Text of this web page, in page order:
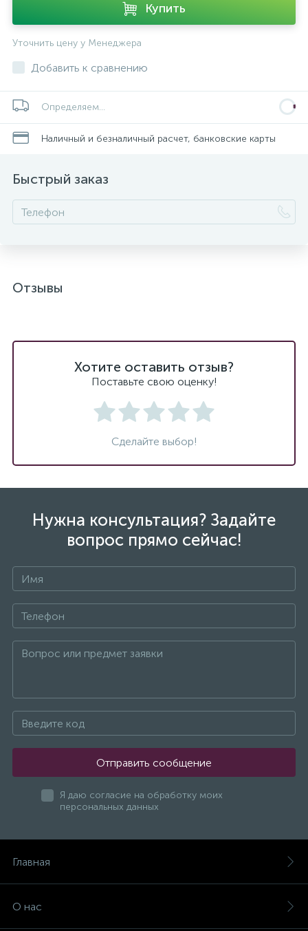
Купить
Уточнить цену у Менеджера
Добавить к сравнению
Определяем...
Наличный и безналичный расчет, банковские карты
Быстрый заказ
Отзывы
Хотите оставить отзыв?
Поставьте свою оценку!
Сделайте выбор!
Нужна консультация? Задайте
вопрос прямо сейчас!
Отправить сообщение
Я даю согласие на обработку моих
персональных данных
Главная
О нас